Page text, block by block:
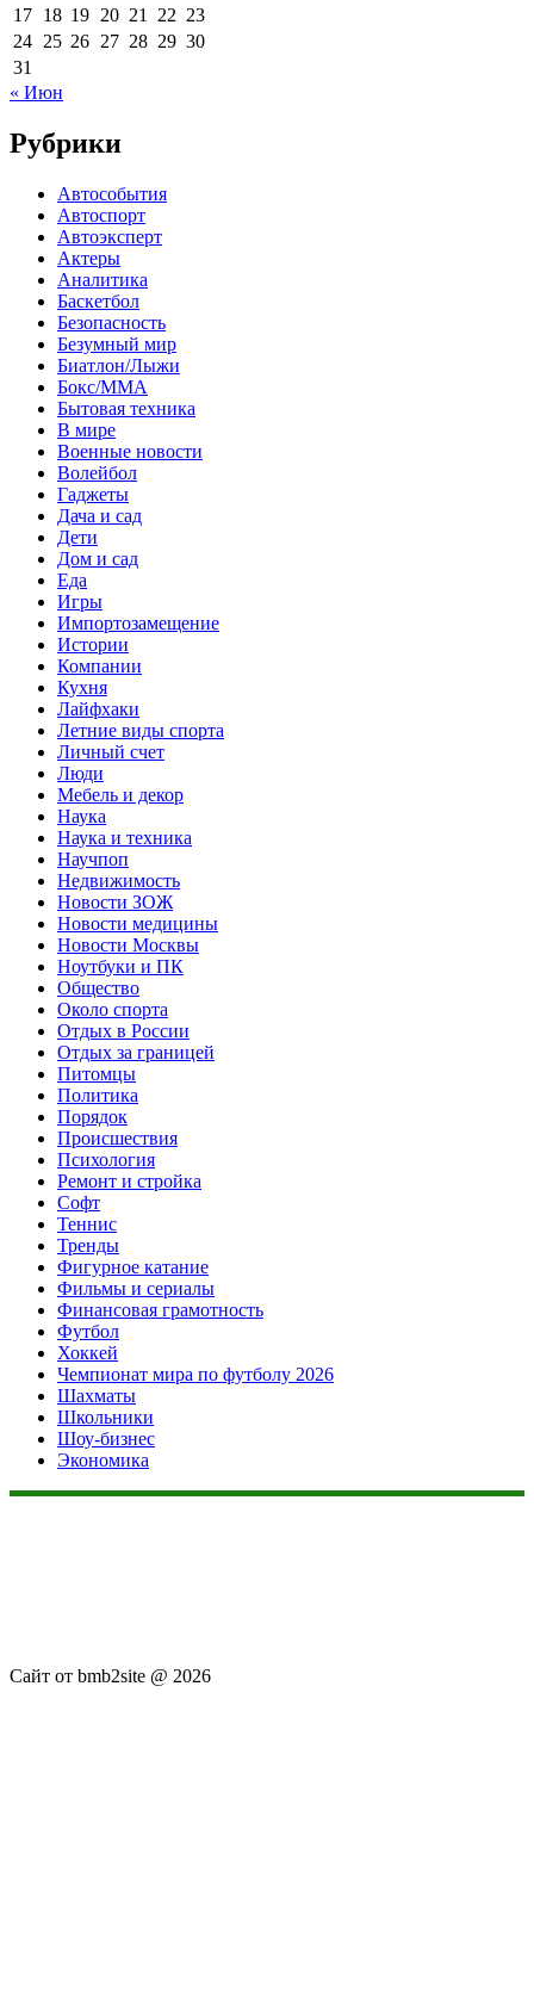
17 18 19 20 21 22 23
24 25 26 27 28 29 30
31
« Июн
Рубрики
Автособытия
Автоспорт
Автоэксперт
Актеры
Аналитика
Баскетбол
Безопасность
Безумный мир
Биатлон/Лыжи
Бокс/MMA
Бытовая техника
В мире
Военные новости
Волейбол
Гаджеты
Дача и сад
Дети
Дом и сад
Еда
Игры
Импортозамещение
Истории
Компании
Кухня
Лайфхаки
Летние виды спорта
Личный счет
Люди
Мебель и декор
Наука
Наука и техника
Научпоп
Недвижимость
Новости ЗОЖ
Новости медицины
Новости Москвы
Ноутбуки и ПК
Общество
Около спорта
Отдых в России
Отдых за границей
Питомцы
Политика
Порядок
Происшествия
Психология
Ремонт и стройка
Софт
Теннис
Тренды
Фигурное катание
Фильмы и сериалы
Финансовая грамотность
Футбол
Хоккей
Чемпионат мира по футболу 2026
Шахматы
Школьники
Шоу-бизнес
Экономика
Сайт от bmb2site @ 2026